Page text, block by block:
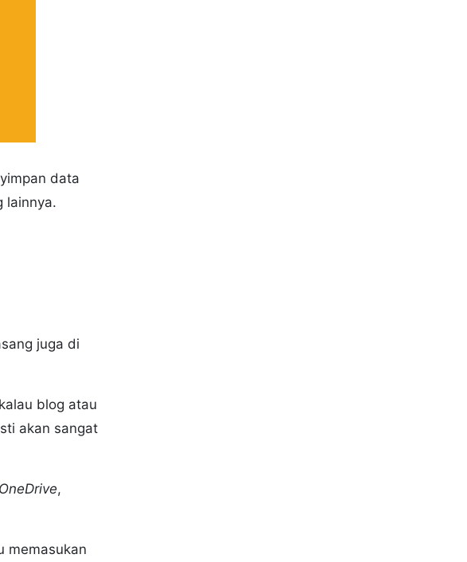
data
lainnya.
juga di
blog atau
akan sangat
OneDrive,
memasukan